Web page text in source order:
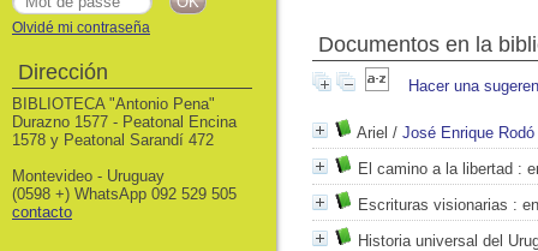
Documentos en la
Hacer una
Ariel / José Enrique Rodó
El camino a la libertad :
Escrituras visionarias :
Historia universal del
Olvidé mi contraseña
Dirección
BIBLIOTECA "Antonio Pena"
Durazno 1577 - Peatonal Encina
1578 y Peatonal Sarandí 472
Montevideo - Uruguay
(0598 +) WhatsApp 092 529 505
contacto